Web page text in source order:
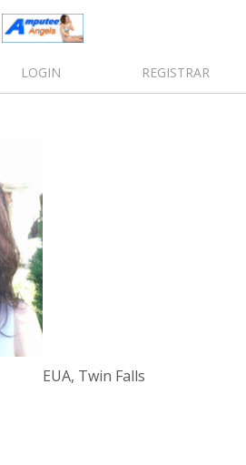
LOGIN REGISTRAR
EUA, Twin Falls